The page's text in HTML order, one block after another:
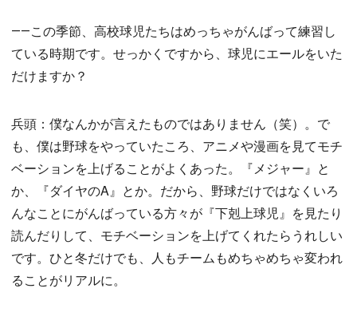
――この季節、高校球児たちはめっちゃがんばって練習し
ている時期です。せっかくですから、球児にエールをいた
だけますか？
兵頭：僕なんかが言えたものではありません（笑）。で
も、僕は野球をやっていたころ、アニメや漫画を見てモチ
ベーションを上げることがよくあった。『メジャー』と
か、『ダイヤのA』とか。だから、野球だけではなくいろ
んなことにがんばっている方々が『下剋上球児』を見たり
読んだりして、モチベーションを上げてくれたらうれしい
です。ひと冬だけでも、人もチームもめちゃめちゃ変われ
ることがリアルに。